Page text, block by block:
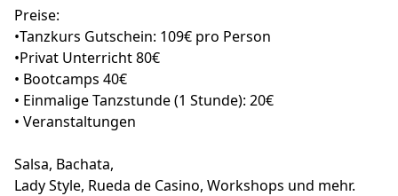
Preise:
•Tanzkurs Gutschein: 109€ pro Person
•Privat Unterricht 80€
• Bootcamps 40€
• Einmalige Tanzstunde (1 Stunde): 20€
• Veranstaltungen
Salsa, Bachata,
Lady Style, Rueda de Casino, Workshops und mehr.